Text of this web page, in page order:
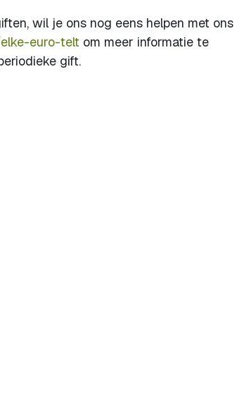
wil je ons nog eens helpen met ons
euro-telt om meer informatie te
gift.